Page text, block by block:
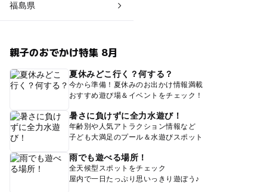
福島県
親子のおでかけ特集 8月
夏休みどこ行く？何する？
今から準備！夏休みのお出かけ情報満載
おすすめ遊び場＆イベントをチェック！
暑さに負けずに全力水遊び！
年齢別や人気アトラクション情報など
子ども大満足のプール＆水遊びスポット
雨でも遊べる場所！
全天候型スポットをチェック
屋内で一日たっぷり思いっきり遊ぼう♪